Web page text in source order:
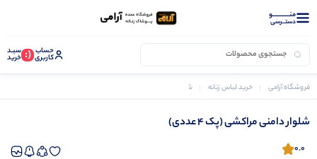
منــــــــــــو
دستــرسی
حساب
کاربری (: سبـد
خرید
فروشگاه آرامی خرید لباس زنانه شلوار زنانه
شلوار دامنی مراکشی (پک 4 عددی)
0.0